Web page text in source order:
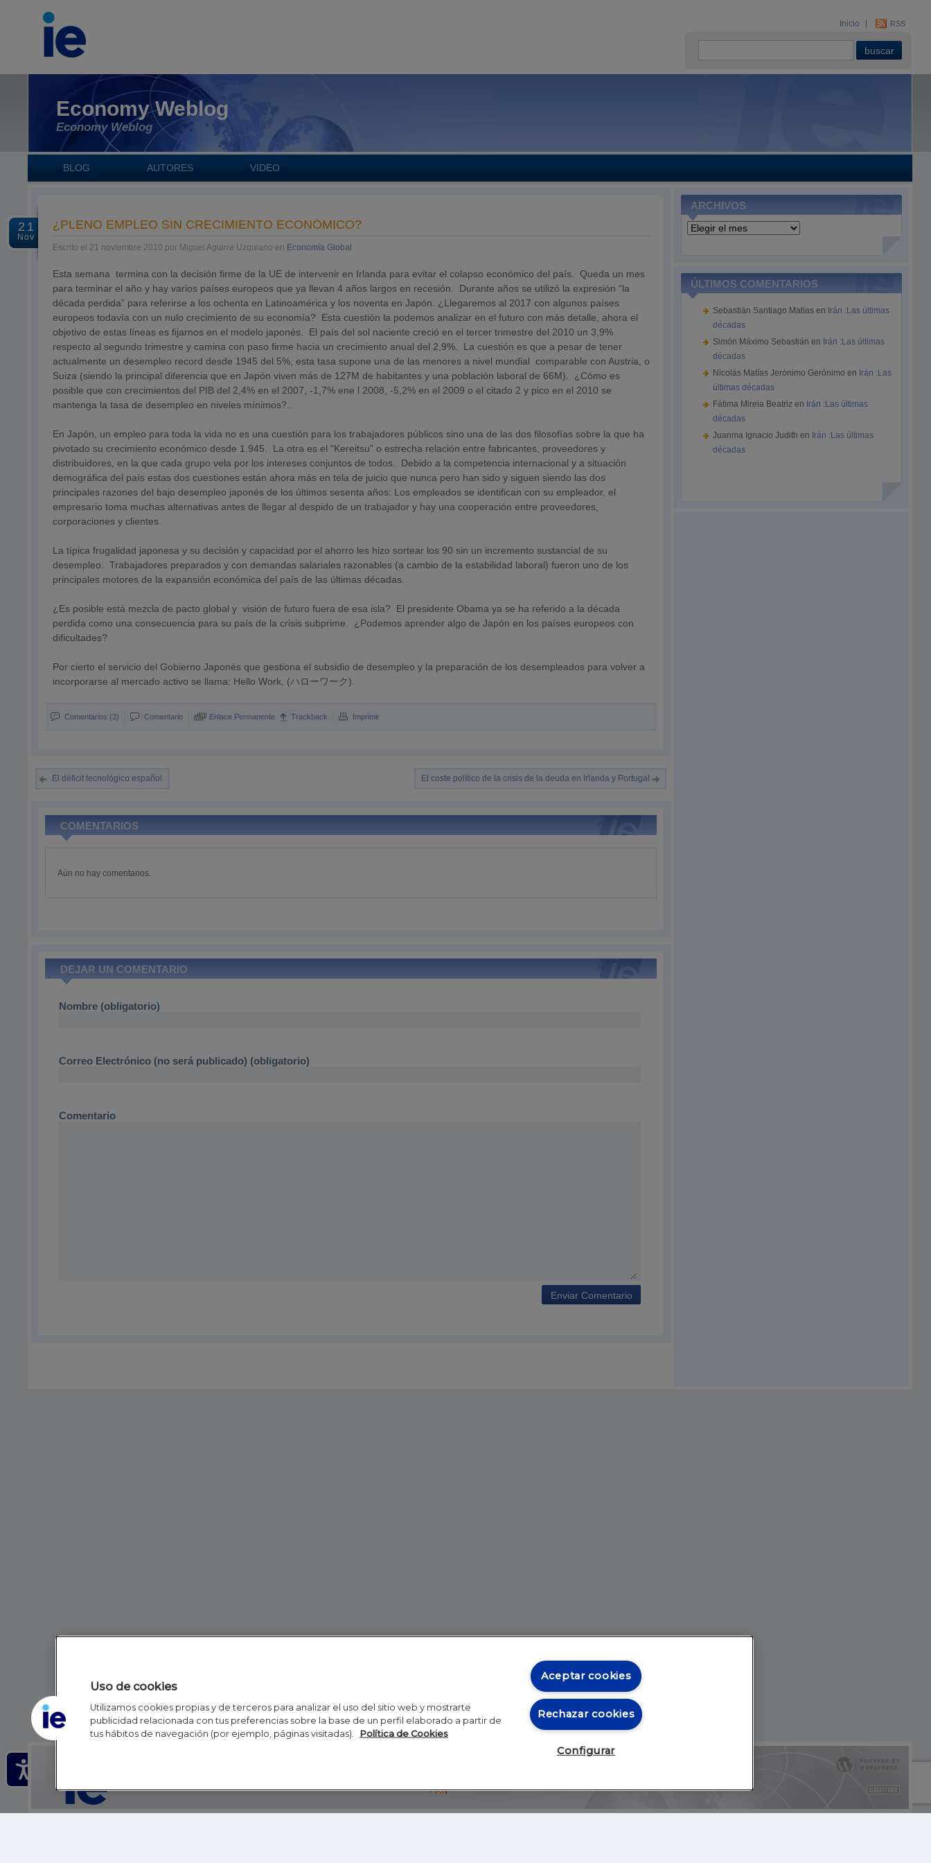
Inicio RSS
Economy Weblog
Economy Weblog
BLOG AUTORES VIDEO
21
Nov
¿PLENO EMPLEO SIN CRECIMIENTO ECONÓMICO?
Escrito el 21 noviembre 2010 por Miguel Aguirre Uzquiano en Economía Global
Esta semana termina con la decisión firme de la UE de intervenir en Irlanda para evitar el colapso económico del país. Queda un mes
para terminar el año y hay varios países europeos que ya llevan 4 años largos en recesión. Durante años se utilizó la expresión “la
década perdida” para referirse a los ochenta en Latinoamérica y los noventa en Japón. ¿Llegaremos al 2017 con algunos países
europeos todavía con un nulo crecimiento de su economía? Esta cuestión la podemos analizar en el futuro con más detalle, ahora el
objetivo de estas líneas es fijarnos en el modelo japonés. El país del sol naciente creció en el tercer trimestre del 2010 un 3,9%
respecto al segundo trimestre y camina con paso firme hacia un crecimiento anual del 2,9%. La cuestión es que a pesar de tener
actualmente un desempleo record desde 1945 del 5%, esta tasa supone una de las menores a nivel mundial comparable con Austria, o
Suiza (siendo la principal diferencia que en Japón viven más de 127M de habitantes y una población laboral de 66M). ¿Cómo es
posible que con crecimientos del PIB del 2,4% en el 2007, -1,7% ene l 2008, -5,2% en el 2009 o el citado 2 y pico en el 2010 se
mantenga la tasa de desempleo en niveles mínimos?..
En Japón, un empleo para toda la vida no es una cuestión para los trabajadores públicos sino una de las dos filosofías sobre la que ha
pivotado su crecimiento económico desde 1.945. La otra es el “Kereitsu” o estrecha relación entre fabricantes, proveedores y
distribuidores, en la que cada grupo vela por los intereses conjuntos de todos. Debido a la competencia internacional y a situación
demográfica del país estas dos cuestiones están ahora más en tela de juicio que nunca pero han sido y siguen siendo las dos
principales razones del bajo desempleo japonés de los últimos sesenta años: Los empleados se identifican con su empleador, el
empresario toma muchas alternativas antes de llegar al despido de un trabajador y hay una cooperación entre proveedores,
corporaciones y clientes.
La típica frugalidad japonesa y su decisión y capacidad por el ahorro les hizo sortear los 90 sin un incremento sustancial de su
desempleo. Trabajadores preparados y con demandas salariales razonables (a cambio de la estabilidad laboral) fueron uno de los
principales motores de la expansión económica del país de las últimas décadas.
¿Es posible está mezcla de pacto global y visión de futuro fuera de esa isla? El presidente Obama ya se ha referido a la década
perdida como una consecuencia para su país de la crisis subprime. ¿Podemos aprender algo de Japón en los países europeos con
dificultades?
Por cierto el servicio del Gobierno Japonés que gestiona el subsidio de desempleo y la preparación de los desempleados para volver a
incorporarse al mercado activo se llama: Hello Work, (ハローワーク).
Comentarios (3) Comentario Enlace Permanente Trackback Imprimir
El déficit tecnológico español El coste político de la crisis de la deuda en Irlanda y Portugal
COMENTARIOS
Aún no hay comentarios.
DEJAR UN COMENTARIO
Nombre (obligatorio)
Correo Electrónico (no será publicado) (obligatorio)
Comentario
ARCHIVOS
Archivos
ÚLTIMOS COMENTARIOS
Sebastián Santiago Matías en Irán :Las últimas
décadas
Simón Máximo Sebastián en Irán :Las últimas
décadas
Nicolás Matías Jerónimo Gerónimo en Irán :Las
últimas décadas
Fátima Mireia Beatriz en Irán :Las últimas
décadas
Juanma Ignacio Judith en Irán :Las últimas
décadas
Inicio RSS
Uso de cookies
Utilizamos cookies propias y de terceros para analizar el uso del sitio web y mostrarte
publicidad relacionada con tus preferencias sobre la base de un perfil elaborado a partir de
tus hábitos de navegación (por ejemplo, páginas visitadas).
Política de Cookies
Aceptar cookies
Rechazar cookies
Configurar